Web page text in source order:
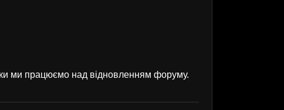
ми працюємо над відновленням форуму.